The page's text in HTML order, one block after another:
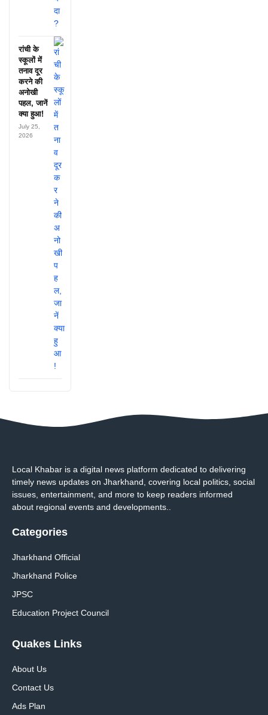
रांची के
स्कूलों में
तनाव दूर
करने की
अनोखी
पहल, जानें
क्या हुआ!
July 25,
2026
Local Khabar is a digital news platform dedicated to delivering
timely news updates on Jharkhand, covering local politics, social
issues, entertainment, and more to keep readers informed
about regional events and developments..
Categories
Jharkhand Official
Jharkhand Police
JPSC
Education Project Council
Quakes Links
About Us
Contact Us
Ads Plan